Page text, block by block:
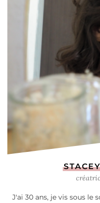
J'ai 30 ans, je vis sous le